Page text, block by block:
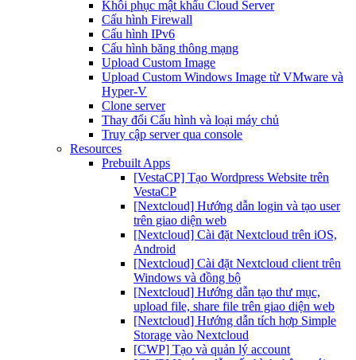
Khôi phục mật khẩu Cloud Server
Cấu hình Firewall
Cấu hình IPv6
Cấu hình băng thông mạng
Upload Custom Image
Upload Custom Windows Image từ VMware và
Hyper-V
Clone server
Thay đổi Cấu hình và loại máy chủ
Truy cập server qua console
Resources
Prebuilt Apps
[VestaCP] Tạo Wordpress Website trên
VestaCP
[Nextcloud] Hướng dẫn login và tạo user
trên giao diện web
[Nextcloud] Cài đặt Nextcloud trên iOS,
Android
[Nextcloud] Cài đặt Nextcloud client trên
Windows và đồng bộ
[Nextcloud] Hướng dẫn tạo thư mục,
upload file, share file trên giao diện web
[Nextcloud] Hướng dẫn tích hợp Simple
Storage vào Nextcloud
[CWP] Tạo và quản lý account